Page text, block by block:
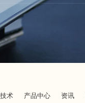
术 产品中心 资讯